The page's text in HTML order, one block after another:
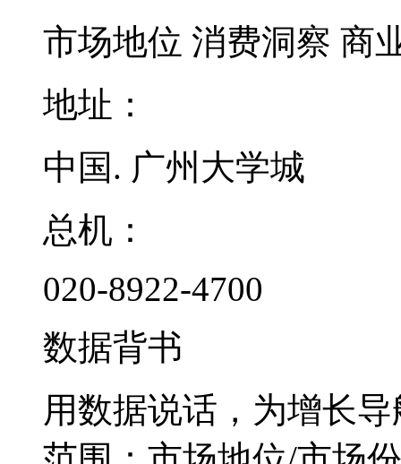
市场地位 消费洞察 商
地址：
中国. 广州大学城
总机：
020-8922-4700
数据背书
用数据说话，为增长导